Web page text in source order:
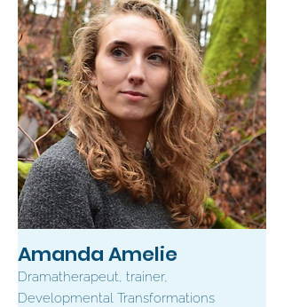
Amanda Amelie
Dramatherapeut, trainer,
Developmental Transformations